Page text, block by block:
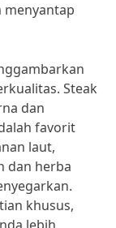
menyantap
Steak
dan
favorit
laut,
dan herba
khusus,